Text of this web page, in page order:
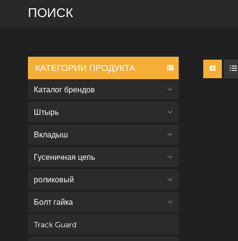
ПОИСК
КАТЕГОРИИ ПРОДУКТА
Каталог брендов
Штырь
Вкладыш
Гусеничная цепь
роликовый
Болт гайка
Track Guard